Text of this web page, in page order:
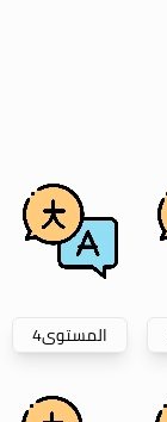
المستوى4